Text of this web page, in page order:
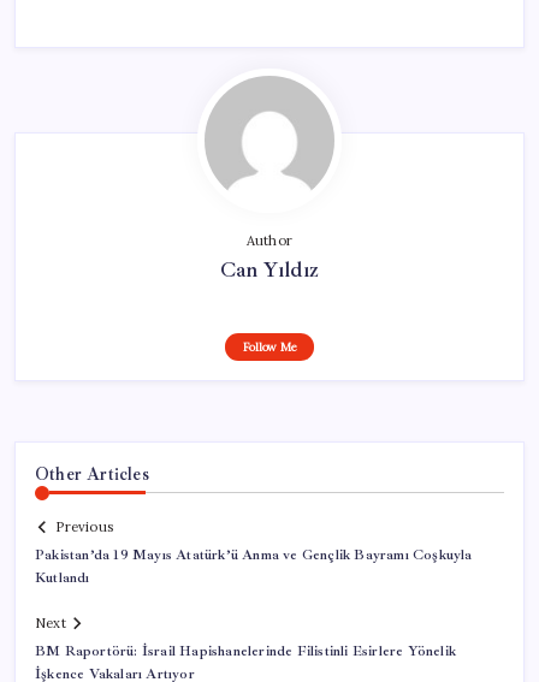
Author
Can Yıldız
Follow Me
Other Articles
Previous
Pakistan’da 19 Mayıs Atatürk’ü Anma ve Gençlik Bayramı Coşkuyla
Kutlandı
Next
BM Raportörü: İsrail Hapishanelerinde Filistinli Esirlere Yönelik
İşkence Vakaları Artıyor